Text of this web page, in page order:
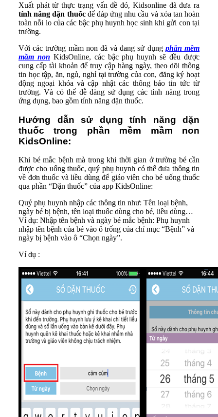
Xuất phát từ thực trạng vấn đề đó, Kidsonline đã đưa ra
tính năng dặn thuốcđể đáp ứng nhu cầu và xóa tan hoàn
toàn nỗi lo của các bậc phụ huynh học sinh khi gửi con tại
trường.
Với các trường mầm non đã và đang sử dụng phần mềm
mầm non KidsOnline, các bậc phụ huynh sẽ đều được
cung cấp tài khoản để truy cập hàng ngày, theo dõi thông
tin học tập, ăn, ngủ, nghỉ tại trường của con, đăng ký hoạt
động ngoại khóa và cập nhật các thông báo tin tức từ
trường. Và có thể dễ dàng sử dụng các tính năng trong
ứng dụng, bao gồm tính năng dặn thuốc.
Hướng dẫn sử dụng tính năng dặn
thuốc trong phần mềm mầm non
KidsOnline:
Khi bé mắc bệnh mà trong khi thời gian ở trường bé cần
được cho uống thuốc, quý phụ huynh có thể đưa thông tin
về đơn thuốc và liều dùng để giáo viên cho bé uống thuốc
qua phần “Dặn thuốc” của app KidsOnline:
Quý phụ huynh nhập các thông tin như: Tên loại bệnh,
ngày bé bị bệnh, tên loại thuốc dùng cho bé, liều dùng…
Ví dụ: Nhập tên bệnh và ngày bé mắc bệnh: Phụ huynh
nhập tên bệnh của bé vào ô trống của chỉ mục “Bệnh” và
ngày bị bệnh vào ô “Chọn ngày”.
Ví dụ :